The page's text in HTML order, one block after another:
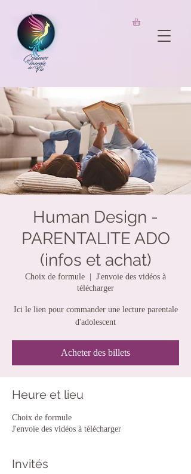
Human Design -
PARENTALITE ADO
(infos et achat)
Choix de formule
J'envoie des vidéos à
télécharger
Ici le lien pour commander une lecture parentale
d'adolescent
Acheter des billets
Heure et lieu
Choix de formule
J'envoie des vidéos à télécharger
Invités